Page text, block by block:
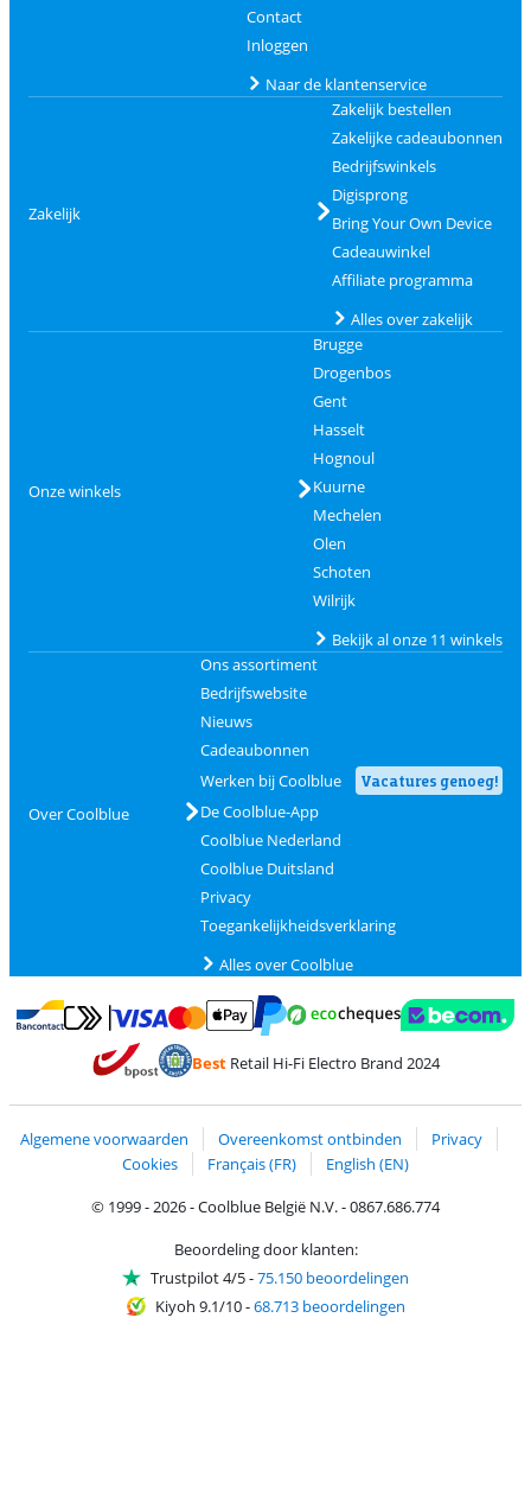
Contact
Inloggen
Naar de klantenservice
Zakelijk
Zakelijk bestellen
Zakelijke cadeaubonnen
Bedrijfswinkels
Digisprong
Bring Your Own Device
Cadeauwinkel
Affiliate programma
Alles over zakelijk
Onze winkels
Brugge
Drogenbos
Gent
Hasselt
Hognoul
Kuurne
Mechelen
Olen
Schoten
Wilrijk
Bekijk al onze 11 winkels
Over Coolblue
Ons assortiment
Bedrijfswebsite
Nieuws
Cadeaubonnen
Werken bij Coolblue
Vacatures genoeg!
De Coolblue-App
Coolblue Nederland
Coolblue Duitsland
Privacy
Toegankelijkheidsverklaring
Alles over Coolblue
Betalen met Bancontact
Betalen met MasterCard en Visa via ClickToPay
Betalen met PayPal
BestRetail Hi-Fi Electro Brand 2024
Algemene voorwaarden Overeenkomst ontbinden
Privacy
Cookies
Français (FR)
English (EN)
© 1999 - 2026 - Coolblue België N.V. - 0867.686.774
Beoordeling door klanten:
Trustpilot 4/5-75.150 beoordelingen
Kiyoh 9.1/10-68.713 beoordelingen